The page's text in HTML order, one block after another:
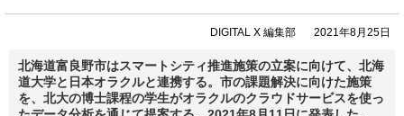
DIGITAL X 編集部 2021年8月25日
北海道富良野市はスマートシティ推進施策の立案に向けて、北海
道大学と日本オラクルと連携する。市の課題解決に向けた施策
を、北大の博士課程の学生がオラクルのクラウドサービスを使っ